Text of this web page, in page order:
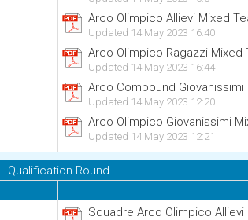
Arco Olimpico Allievi Mixed
Updated 14 May 2023 16:40
Arco Olimpico Ragazzi Mixed
Updated 14 May 2023 16:44
Arco Compound Giovanissimi
Updated 14 May 2023 12:20
Arco Olimpico Giovanissimi
Updated 14 May 2023 12:21
Qualification Round
Squadre Arco Olimpico Allievi